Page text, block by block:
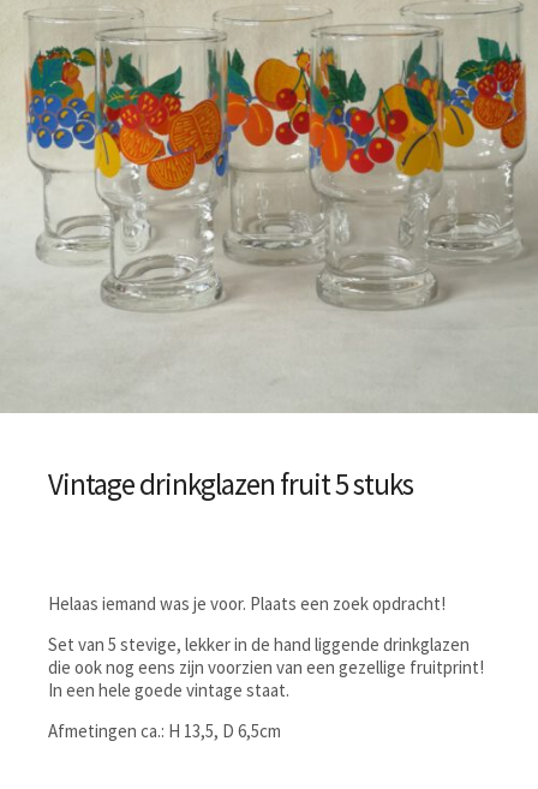
Vintage drinkglazen fruit 5 stuks
Helaas iemand was je voor. Plaats een zoek opdracht!
Set van 5 stevige, lekker in de hand liggende drinkglazen
die ook nog eens zijn voorzien van een gezellige fruitprint!
In een hele goede vintage staat.
Afmetingen ca.: H 13,5, D 6,5cm